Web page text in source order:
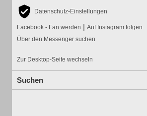
Datenschutz-Einstellungen
Facebook - Fan werden | Auf Instagram folgen
Über den Messenger suchen
Zur Desktop-Seite wechseln
Suchen